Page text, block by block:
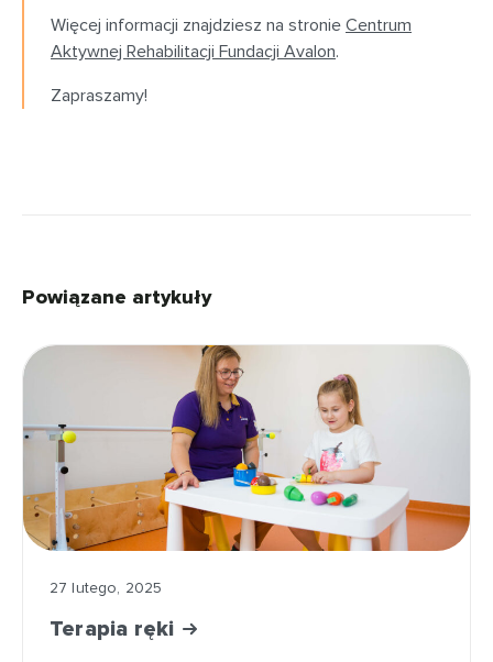
Więcej informacji znajdziesz na stronie Centrum
Aktywnej Rehabilitacji Fundacji Avalon.
Zapraszamy!
Powiązane artykuły
27 lutego, 2025
Terapia ręki